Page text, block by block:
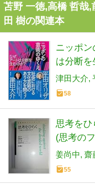
苫野 一徳,高橋 哲哉
田 樹の関連本
ニッポン
は分断
津田大介
58
思考をひ
(思考の
姜尚中 齋
55